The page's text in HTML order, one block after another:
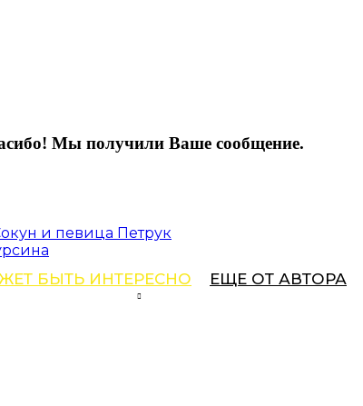
Мы получили Ваше сообщение.
и певица Петрук
БЫТЬ ИНТЕРЕСНО ЕЩЕ ОТ АВТОРА